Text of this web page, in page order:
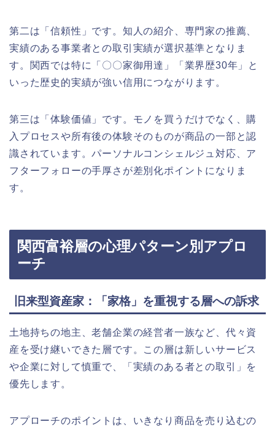
第二は「信頼性」です。知人の紹介、専門家の推薦、
実績のある事業者との取引実績が選択基準となりま
す。関西では特に「〇〇家御用達」「業界歴30年」と
いった歴史的実績が強い信用につながります。
第三は「体験価値」です。モノを買うだけでなく、購
入プロセスや所有後の体験そのものが商品の一部と認
識されています。パーソナルコンシェルジュ対応、ア
フターフォローの手厚さが差別化ポイントになりま
す。
関西富裕層の心理パターン別アプロ
ーチ
旧来型資産家：「家格」を重視する層への訴求
土地持ちの地主、老舗企業の経営者一族など、代々資
産を受け継いできた層です。この層は新しいサービス
や企業に対して慎重で、「実績のある者との取引」を
優先します。
アプローチのポイントは、いきなり商品を売り込むの